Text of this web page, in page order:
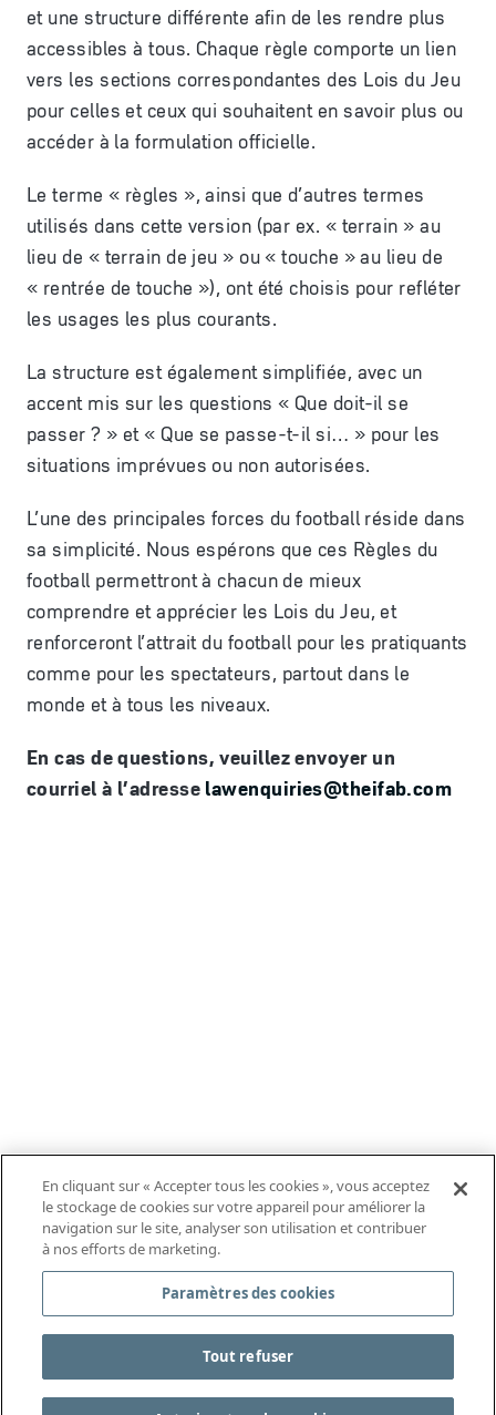
et une structure différente afin de les rendre plus
accessibles à tous. Chaque règle comporte un lien
vers les sections correspondantes des Lois du Jeu
pour celles et ceux qui souhaitent en savoir plus ou
accéder à la formulation officielle.
Le terme « règles », ainsi que d’autres termes
utilisés dans cette version (par ex. « terrain » au
lieu de « terrain de jeu » ou « touche » au lieu de
« rentrée de touche »), ont été choisis pour refléter
les usages les plus courants.
La structure est également simplifiée, avec un
accent mis sur les questions « Que doit-il se
passer ? » et « Que se passe-t-il si… » pour les
situations imprévues ou non autorisées.
L’une des principales forces du football réside dans
sa simplicité. Nous espérons que ces Règles du
football permettront à chacun de mieux
comprendre et apprécier les Lois du Jeu, et
renforceront l’attrait du football pour les pratiquants
comme pour les spectateurs, partout dans le
monde et à tous les niveaux.
En cas de questions, veuillez envoyer un
courrielà l’adresse lawenquiries@theifab.com
En cliquant sur « Accepter tous les cookies », vous acceptez
le stockage de cookies sur votre appareil pour améliorer la
navigation sur le site, analyser son utilisation et contribuer
à nos efforts de marketing.
Paramètres des cookies
Tout refuser